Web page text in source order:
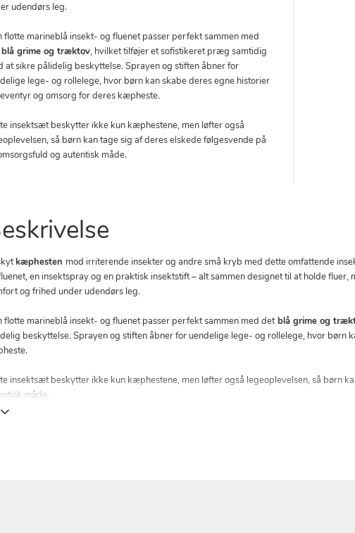
udendørs leg.
flotte marineblå insekt- og fluenet passer perfekt sammen med
grime og træktov , hvilket tilføjer et sofistikeret præg samtidig
at sikre pålidelig beskyttelse. Sprayen og stiften åbner for
lege- og rollelege, hvor børn kan skabe deres egne historier
og omsorg for deres kæpheste.
insektsæt beskytter ikke kun kæphestene, men løfter også
så børn kan tage sig af deres elskede følgesvende på
og autentisk måde.
kæphesten mod irriterende insekter og andre små kryb med dette omfattende
en insektspray og en praktisk insektstift – alt sammen designet til at holde
og frihed under udendørs leg.
flotte marineblå insekt- og fluenet passer perfekt sammen med detblå grime og
beskyttelse. Sprayen og stiften åbner for uendelige lege- og rollelege, hvor børn
insektsæt beskytter ikke kun kæphestene, men løfter også legeoplevelsen, så børn
måde.